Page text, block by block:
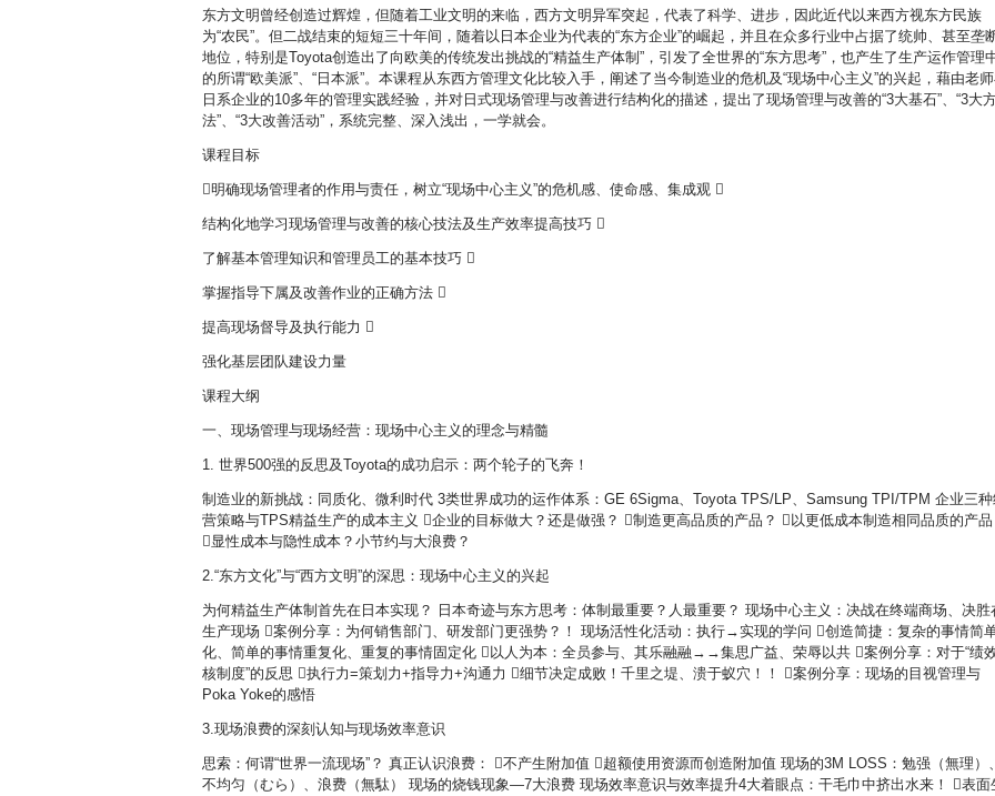
东方文明曾经创造过辉煌，但随着工业文明的来临，西方文明异军突起，代表了科学、进步，因此近代以来西方视东方民族
为“农民”。但二战结束的短短三十年间，随着以日本企业为代表的“东方企业”的崛起，并且在众多行业中占据了统帅、甚至垄
地位，特别是Toyota创造出了向欧美的传统发出挑战的“精益生产体制”，引发了全世界的“东方思考”，也产生了生产运作管理
的所谓“欧美派”、“日本派”。本课程从东西方管理文化比较入手，阐述了当今制造业的危机及“现场中心主义”的兴起，藉由老
日系企业的10多年的管理实践经验，并对日式现场管理与改善进行结构化的描述，提出了现场管理与改善的“3大基石”、“3大
法”、“3大改善活动”，系统完整、深入浅出，一学就会。
课程目标
明确现场管理者的作用与责任，树立“现场中心主义”的危机感、使命感、集成观 
结构化地学习现场管理与改善的核心技法及生产效率提高技巧 
了解基本管理知识和管理员工的基本技巧 
掌握指导下属及改善作业的正确方法 
提高现场督导及执行能力 
强化基层团队建设力量
课程大纲
一、现场管理与现场经营：现场中心主义的理念与精髓
1. 世界500强的反思及Toyota的成功启示：两个轮子的飞奔！
制造业的新挑战：同质化、微利时代 3类世界成功的运作体系：GE 6Sigma、Toyota TPS/LP、Samsung TPI/TPM 企业三
营策略与TPS精益生产的成本主义 企业的目标做大？还是做强？ 制造更高品质的产品？ 以更低成本制造相同品质的产品
显性成本与隐性成本？小节约与大浪费？
2.“东方文化”与“西方文明”的深思：现场中心主义的兴起
为何精益生产体制首先在日本实现？ 日本奇迹与东方思考：体制最重要？人最重要？ 现场中心主义：决战在终端商场、决胜
生产现场 案例分享：为何销售部门、研发部门更强势？！ 现场活性化活动：执行→实现的学问 创造简捷：复杂的事情简
化、简单的事情重复化、重复的事情固定化 以人为本：全员参与、其乐融融→→集思广益、荣辱以共 案例分享：对于“绩
核制度”的反思 执行力=策划力+指导力+沟通力 细节决定成败！千里之堤、溃于蚁穴！！ 案例分享：现场的目视管理与
Poka Yoke的感悟
3.现场浪费的深刻认知与现场效率意识
思索：何谓“世界一流现场”？ 真正认识浪费： 不产生附加值 超额使用资源而创造附加值 现场的3M LOSS：勉强（無理）、
不均匀（むら）、浪费（無駄） 现场的烧钱现象—7大浪费 现场效率意识与效率提升4大着眼点：干毛巾中挤出水来！ 表面